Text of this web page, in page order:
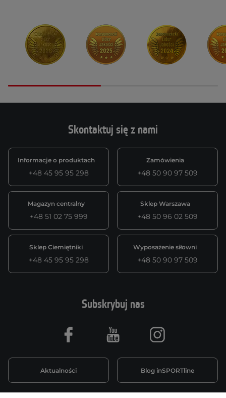
Skontaktuj się z nami
Informacje o produktach
+48 45 95 95 298
Zamówienia
+48 50 90 97 509
Magazyn centralny
+48 51 02 75 999
Sklep Warszawa
+48 50 96 02 509
Sklep Ciemiętniki
+48 45 95 95 298
Wyposażenie siłowni
+48 50 90 97 509
Subskrybuj nas
Aktualności Blog inSPORTline
Facebook Youtube Instagram